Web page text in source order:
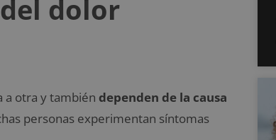
dolor
a otra y también dependen de la causa
personas experimentan síntomas